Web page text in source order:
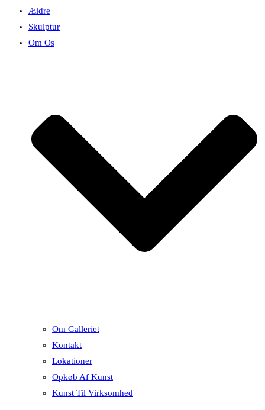
Ældre
Skulptur
Om Os
Om Galleriet
Kontakt
Lokationer
Opkøb Af Kunst
Kunst Til Virksomhed